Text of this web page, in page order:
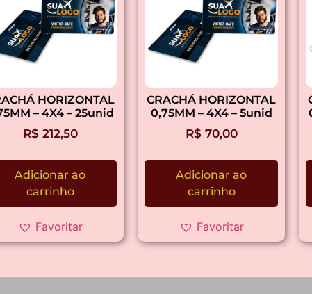
HORIZONTAL
– 4X4 – 25unid
R$ 212,50
Adicionar ao
carrinho
Favoritar
CRACHÁ HORIZONTAL
0,75MM – 4X4 – 5unid
R$ 70,00
Adicionar ao
carrinho
Favoritar